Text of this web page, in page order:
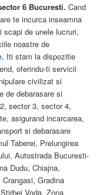
6 Bucuresti.Cand
te incurca inseamna
de unele lucruri,
noastre de
, Iti stam la dispozitie
oferindu-ti servicii
civilizat si
de debarasare si
sector 3, sector 4,
asigurand incarcarea,
si debarasare
Taberei, Prelungirea
Autostrada Bucuresti-
Dudu, Chiajna,
Gradina
Voda, Zona